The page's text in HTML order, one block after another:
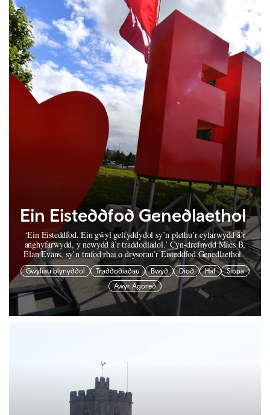
Ein Eisteddfod Genedlaethol
‘Ein Eisteddfod. Ein gŵyl gelfyddydol sy’n plethu’r cyfarwydd â’r
anghyfarwydd, y newydd â’r traddodiadol.’ Cyn-drefnydd Maes B,
Elan Evans, sy’n trafod rhai o drysorau’r Eisteddfod Genedlaethol.
Gwyliau blynyddol Traddodiadau Bwyd Diod Haf
Siopa
Awyr Agored